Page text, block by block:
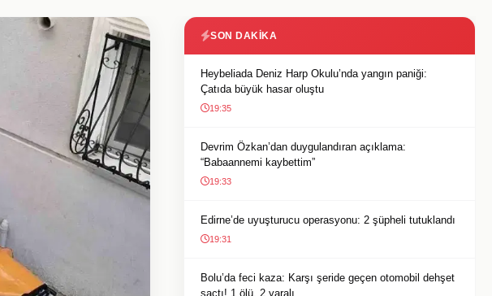
SON DAKIKA
Heybeliada Deniz Harp Okulu’nda yangın paniği:
Çatıda büyük hasar oluştu
19:35
Devrim Özkan’dan duygulandıran açıklama:
“Babaannemi kaybettim”
19:33
Edirne’de uyuşturucu operasyonu: 2 şüpheli tutuklandı
19:31
Bolu’da feci kaza: Karşı şeride geçen otomobil dehşet
saçtı! 1 ölü, 2 yaralı